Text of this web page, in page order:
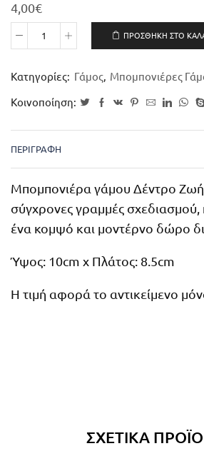
4,00€
ΠΡΟΣΘΉΚΗ ΣΤΟ
Κατηγορίες: Γάμος, Μπομπονιέρες
Κοινοποίηση:
ΠΕΡΙΓΡΑΦΉ
Μπομπονιέρα γάμου Δέντρο
σύγχρονες γραμμές
ένα κομψό και μοντέρνο δώρο
Ύψος: 10cm x Πλάτος: 8.5cm
Η τιμή αφορά το αντικείμενο
ΣΧΕΤΙΚΆ